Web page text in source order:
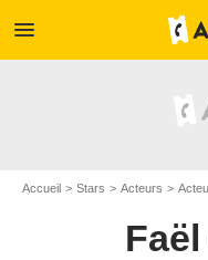
menu
Accueil Stars Acteurs